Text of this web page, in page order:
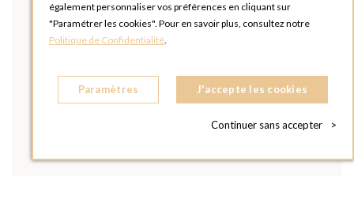
également personnaliser vos préférences en cliquant sur
"Paramétrer les cookies". Pour en savoir plus, consultez notre
Politique de Confidentialité.
Paramètres J'accepte les cookies
Continuer sans accepter >